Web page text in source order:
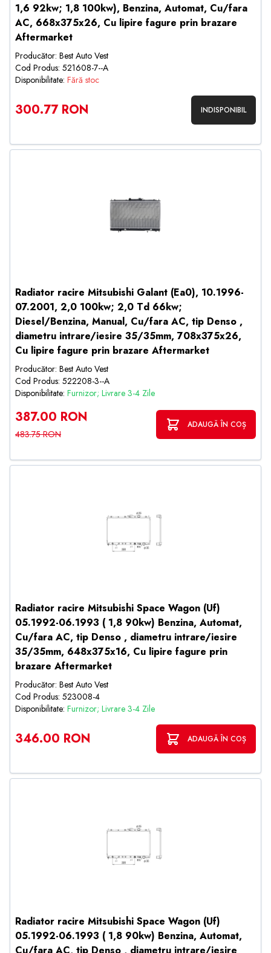
1,6 92kw; 1,8 100kw), Benzina, Automat, Cu/fara
AC, 668x375x26, Cu lipire fagure prin brazare
Aftermarket
Producător: Best Auto Vest
Cod Produs: 521608-7--A
Disponibilitate: Fără stoc
300.77 RON INDISPONIBIL
Radiator racire Mitsubishi Galant (Ea0), 10.1996-
07.2001, 2,0 100kw; 2,0 Td 66kw;
Diesel/Benzina, Manual, Cu/fara AC, tip Denso ,
diametru intrare/iesire 35/35mm, 708x375x26,
Cu lipire fagure prin brazare Aftermarket
Producător: Best Auto Vest
Cod Produs: 522208-3--A
Disponibilitate: Furnizor; Livrare 3-4 Zile
387.00 RON
483.75 RON
ADAUGĂ ÎN COȘ
Radiator racire Mitsubishi Space Wagon (Uf)
05.1992-06.1993 ( 1,8 90kw) Benzina, Automat,
Cu/fara AC, tip Denso , diametru intrare/iesire
35/35mm, 648x375x16, Cu lipire fagure prin
brazare Aftermarket
Producător: Best Auto Vest
Cod Produs: 523008-4
Disponibilitate: Furnizor; Livrare 3-4 Zile
346.00 RON ADAUGĂ ÎN COȘ
Radiator racire Mitsubishi Space Wagon (Uf)
05.1992-06.1993 ( 1,8 90kw) Benzina, Automat,